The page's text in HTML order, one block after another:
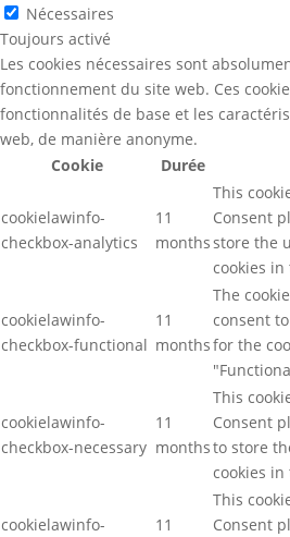
Nécessaires
Toujours activé
Les cookies nécessaires sont
fonctionnement du site web. Ces
fonctionnalités de base et les
web, de manière anonyme.
Cookie
Durée
cookielawinfo-
checkbox-analytics
11
months
This
Consent
store the
cookies
cookielawinfo-
checkbox-functional
11
months
The
consent
for the
cookielawinfo-
checkbox-necessary
11
months
This
Consent
to store
cookies in
cookielawinfo-
11
This
Consent